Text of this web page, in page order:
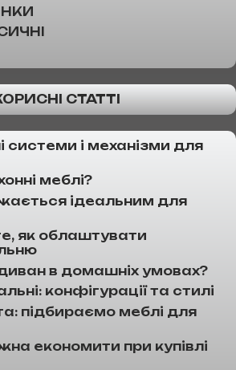
СТАТТІ
системи і механізми для
меблі?
ідеальним для
як облаштувати
в домашніх умовах?
конфігурації та стилі
підбираємо меблі для
економити при купівлі